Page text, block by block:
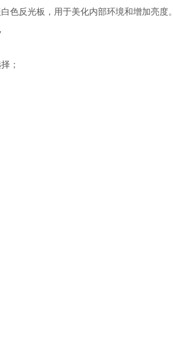
色反光板，用于美化内部环境和增加亮度。
；